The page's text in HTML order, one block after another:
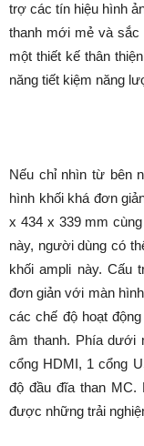
trợ các tín hiệu hình
thanh mới mẻ và sắc
một thiết kế thân
năng tiết kiệm năng
Nếu chỉ nhìn từ bên
hình khối khá đơn
x 434 x 339 mm
này, người dùng có
khối ampli này. Cấu
đơn giản với màn
các chế độ hoạt
âm thanh. Phía dưới
cổng HDMI, 1 cổng
độ đầu đĩa than
được những trải